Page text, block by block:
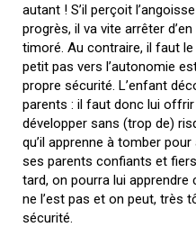
autant ! S’il perçoit
progrès, il va vite arrêter
timoré. Au contraire, il faut le
petit pas vers l’autonomie
propre sécurité. L’enfant
parents : il faut donc lui
développer sans (trop de)
qu’il apprenne à tomber
ses parents confiants et
tard, on pourra lui apprendre
ne l’est pas et on peut, très
sécurité.